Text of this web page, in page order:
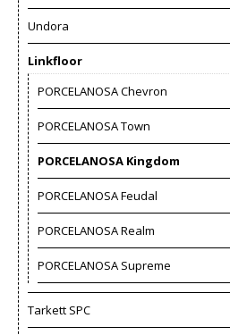
Undora
Linkfloor
PORCELANOSA Chevron
PORCELANOSA Town
PORCELANOSA Kingdom
PORCELANOSA Feudal
PORCELANOSA Realm
PORCELANOSA Supreme
Tarkett SPC